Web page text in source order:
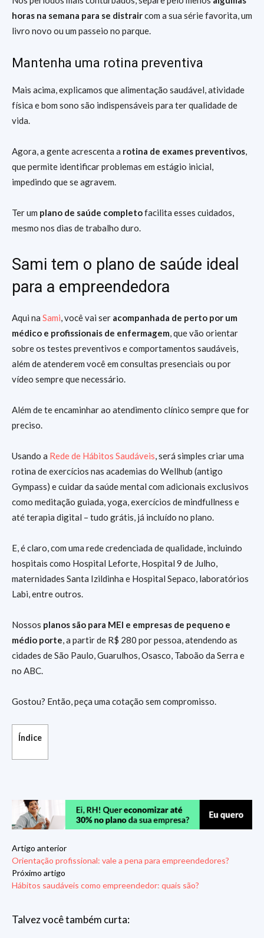
horas na semana para se distraircom a sua série favorita, um
livro novo ou um passeio no parque.
Mantenha uma rotina preventiva
Mais acima, explicamos que alimentação saudável, atividade
física e bom sono são indispensáveis para ter qualidade de
vida.
Agora, a gente acrescenta a rotina de exames preventivos,
que permite identificar problemas em estágio inicial,
impedindo que se agravem.
Ter um plano de saúde completofacilita esses cuidados,
mesmo nos dias de trabalho duro.
Sami tem o plano de saúde ideal
para a empreendedora
Aqui na Sami, você vai ser acompanhada de perto por um
médico e profissionais de enfermagem, que vão orientar
sobre os testes preventivos e comportamentos saudáveis,
além de atenderem você em consultas presenciais ou por
vídeo sempre que necessário.
Além de te encaminhar ao atendimento clínico sempre que for
preciso.
Usando a Rede de Hábitos Saudáveis, será simples criar uma
rotina de exercícios nas academias do Wellhub (antigo
Gympass) e cuidar da saúde mental com adicionais exclusivos
como meditação guiada, yoga, exercícios de mindfullness e
até terapia digital – tudo grátis, já incluído no plano.
E, é claro, com uma rede credenciada de qualidade, incluindo
hospitais como Hospital Leforte, Hospital 9 de Julho,
maternidades Santa Izildinha e Hospital Sepaco, laboratórios
Labi, entre outros.
Nossos planos são para MEI e empresas de pequeno e
médio porte, a partir de R$ 280 por pessoa, atendendo as
cidades de São Paulo, Guarulhos, Osasco, Taboão da Serra e
no ABC.
Gostou? Então, peça uma cotação sem compromisso.
Índice
Artigo anterior
Orientação profissional: vale a pena para empreendedores?
Próximo artigo
Hábitos saudáveis como empreendedor: quais são?
Talvez você também curta: